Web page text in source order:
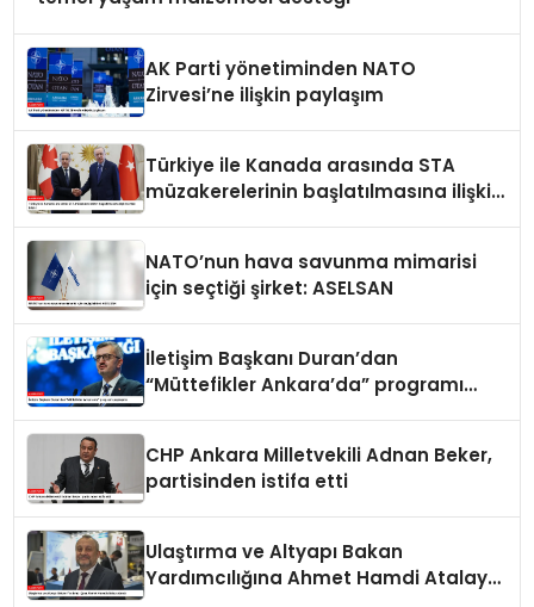
AK Parti yönetiminden NATO
Zirvesi’ne ilişkin paylaşım
Türkiye ile Kanada arasında STA
müzakerelerinin başlatılmasına ilişkin
NATO’nun hava savunma mimarisi
için seçtiği şirket: ASELSAN
İletişim Başkanı Duran’dan
“Müttefikler Ankara’da” programı
CHP Ankara Milletvekili Adnan Beker,
partisinden istifa etti
Ulaştırma ve Altyapı Bakan
Yardımcılığına Ahmet Hamdi Atalay